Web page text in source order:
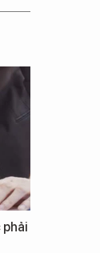
phải